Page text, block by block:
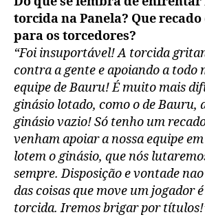
torcida na Panela? Que
para os torcedores?
“Foi insuportável! A torcida
contra a gente e apoiando a todo
equipe de Bauru! É muito mais
ginásio lotado, como o de Bauru,
ginásio vazio! Só tenho um
venham apoiar a nossa equipe
lotem o ginásio, que nós
sempre. Disposição e vontade
das coisas que move um jogador
torcida. Iremos brigar por